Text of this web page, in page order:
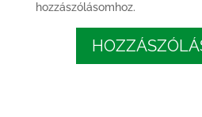
hozzászólásomhoz.